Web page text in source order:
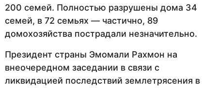
200 семей. Полностью разрушены дома 34
семей, в 72 семьях — частично, 89
домохозяйства пострадали незначительно.
Президент страны Эмомали Рахмон на
внеочередном заседании в связи с
ликвидацией последствий землетрясения в